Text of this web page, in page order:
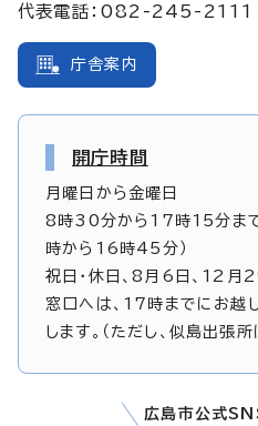
代表電話：082-245-2111
庁舎案内
開庁時間
月曜日から金曜日
8時30分から17時15分まで
時から16時45分）
祝日・休日、8月6日、12
窓口へは、17時までにお越
します。（ただし、似島出張
広島市公式